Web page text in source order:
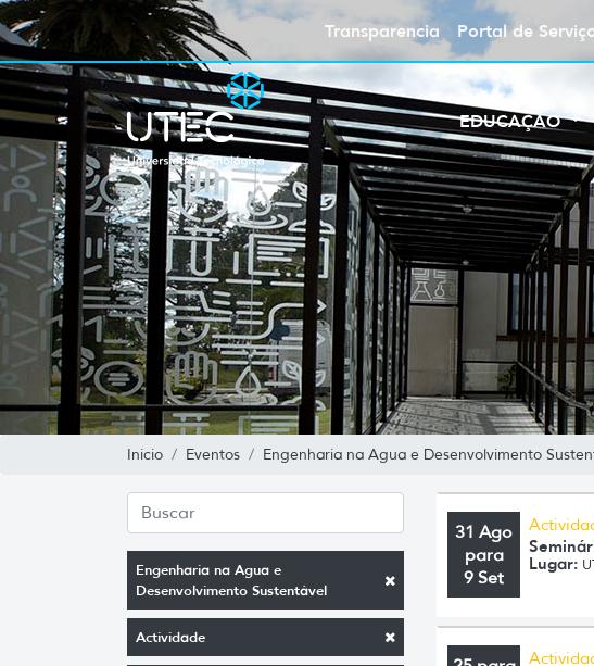
Transparencia Portal de
EDUCAÇÃO
Inicio Eventos Engenharia na Agua e Desenvolvimento
Engenharia na Agua e
Desenvolvimento Sustentável
Actividade
31 Ago
para
9 Set
Lugar: